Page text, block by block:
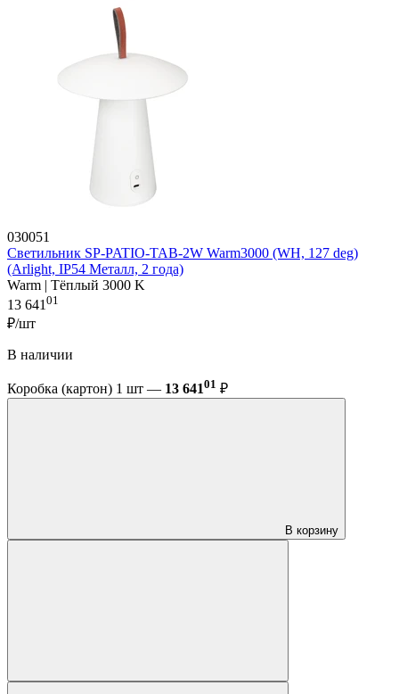
030051
Светильник SP-PATIO-TAB-2W Warm3000 (WH, 127 deg)
(Arlight, IP54 Металл, 2 года)
Warm | Тёплый 3000 K
13 641 01
₽/шт
В наличии
Коробка (картон) 1 шт — 13 64101 ₽
В корзину